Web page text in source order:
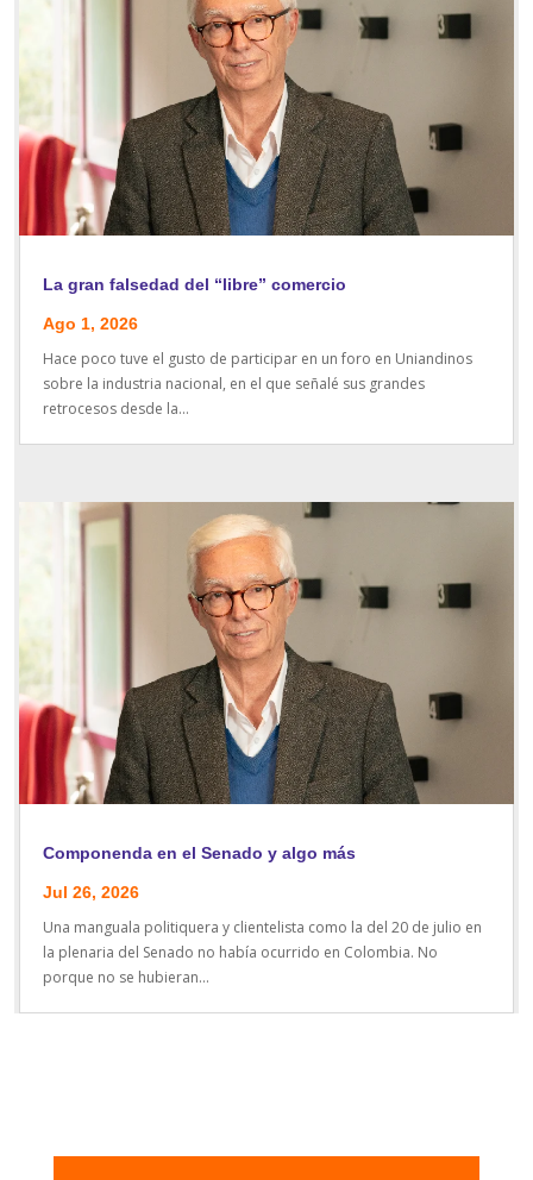
La gran falsedad del “libre” comercio
Ago 1, 2026
Hace poco tuve el gusto de participar en un foro en Uniandinos
sobre la industria nacional, en el que señalé sus grandes
retrocesos desde la...
Componenda en el Senado y algo más
Jul 26, 2026
Una manguala politiquera y clientelista como la del 20 de julio en
la plenaria del Senado no había ocurrido en Colombia. No
porque no se hubieran...